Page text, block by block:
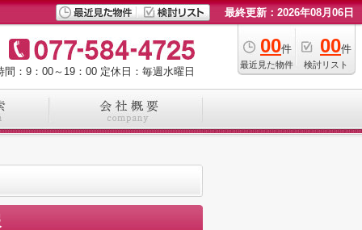
最終更新：2026年08月06日
00件
最近見た物件
00件
検討リスト
間：9：00～19：00 定休日：毎週水曜日